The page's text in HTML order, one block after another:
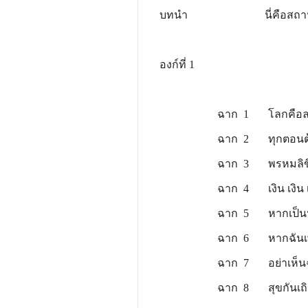
บทนำ นี่คือสถานแ
องก์ที่ 1
ฉาก 1 โลกคือละ
ฉาก 2 ทุกตอนต้องแส
ฉาก 3 พรหมลิขิตบันดา
ฉาก 4 เงิน เงิน เงิน
ฉาก 5 หากเป็นหนี้แล้ว
ฉาก 6 หากฉันเพ่งมอง
ฉาก 7 อย่าเห็นฉันเ
ฉาก 8 สุขกันเถิดเรา